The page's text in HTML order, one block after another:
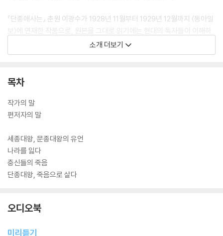
『단종애사는』 춘원 이광수가 1928년 11월부터 1929년 12월까지 〈동아일
보〉에 연재한 작품으로, 원본을 그대로 읽기에는 현대의 독자들이 이해하
기에 어려움이 많았다. 그리하여 편저를 하면서 작품의 원형과 본뜻을 훼
손시키지 않는 선에서 대부분의 문장을 이해하기 쉽도록 손봤다. 표기 또
썼다. 또한 원래 이 소설이 신문에 연재된 작품이다 보니, 군데군데 중복되
는 표현뿐 아니라 등장인물들의 나이가 일관되게 그려져 있지 않고 앞뒤
없이 바로잡았다. 예컨대 원본에 ‘박정(朴靖)’이라는 인물이 나오는데, 이
책에서는 역사상의 인물 ‘박쟁(朴崝)’으로 표기하였다. 또 권절의 호가 ‘동
정(東亭)’으로 표기되어 있지만 역시 한자 오기나 편집자의 실수로 보아
서, 역사상의 인물 권절의 실제 호인 ‘율정(栗亭)’으로 표기했다.
고, 그 과정에서 심한 한문투는 현대어로 바꾸었다. 소설의 원래 장제목은
篇)’이었다. 이를 ‘세종대왕, 문종대왕의 유언 / 나라를 잃다 / 충신들의 죽
소개 더보기
목차
작가의 말
편저자의 말
세종대왕, 문종대왕의 유언
나라를 잃다
충신들의 죽음
단종대왕, 죽음으로 살다
오디오북
미리듣기